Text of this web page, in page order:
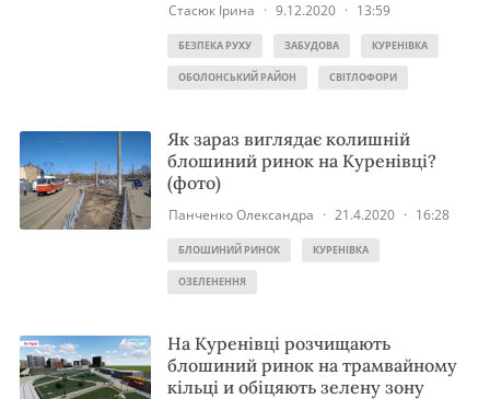
Стасюк Ірина · 9.12.2020 · 13:59
БЕЗПЕКА РУХУ ЗАБУДОВА КУРЕНІВКА
ОБОЛОНСЬКИЙ РАЙОН СВІТЛОФОРИ
Як зараз виглядає колишній
блошиний ринок на Куренівці?
(фото)
Панченко Олександра · 21.4.2020 · 16:28
БЛОШИНИЙ РИНОК КУРЕНІВКА
ОЗЕЛЕНЕННЯ
На Куренівці розчищають
блошиний ринок на трамвайному
кільці и обіцяють зелену зону